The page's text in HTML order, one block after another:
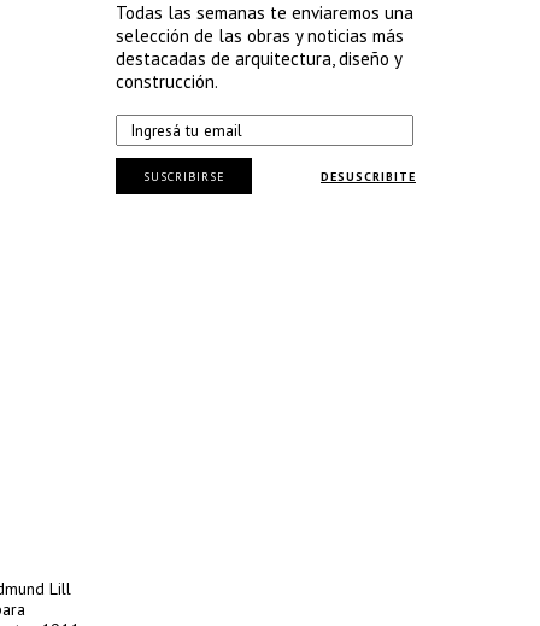
Lill
Todas las semanas te enviaremos una
selección de las obras y noticias más
destacadas de arquitectura, diseño y
construcción.
DESUSCRIBITE
SUSCRIBIRSE